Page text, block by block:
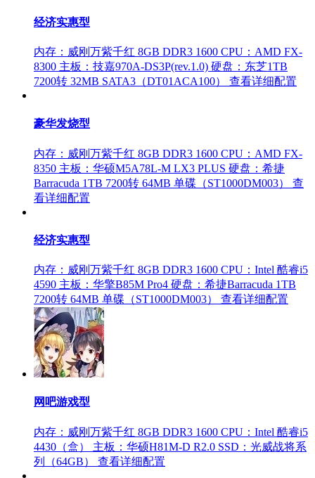
经济实惠型
内存：威刚万紫千红 8GB DDR3 1600 CPU：AMD FX-
8300 主板：技嘉970A-DS3P(rev.1.0) 硬盘：东芝1TB
7200转 32MB SATA3（DT01ACA100）
查看详细配置
豪华发烧型
内存：威刚万紫千红 8GB DDR3 1600 CPU：AMD FX-
8350 主板：华硕M5A78L-M LX3 PLUS 硬盘：希捷
Barracuda 1TB 7200转 64MB 单碟（ST1000DM003）
查
看详细配置
经济实惠型
内存：威刚万紫千红 8GB DDR3 1600 CPU：Intel 酷睿i5
4590 主板：华擎B85M Pro4 硬盘：希捷Barracuda 1TB
7200转 64MB 单碟（ST1000DM003）
查看详细配置
网吧游戏型
内存：威刚万紫千红 8GB DDR3 1600 CPU：Intel 酷睿i5
4430（盒）
主板：华硕H81M-D R2.0 SSD：光威战将系
列（64GB）
查看详细配置